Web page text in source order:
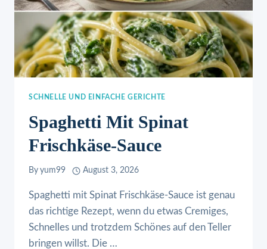
SCHNELLE UND EINFACHE GERICHTE
Spaghetti Mit Spinat
Frischkäse-Sauce
By yum99 August 3, 2026
Spaghetti mit Spinat Frischkäse-Sauce ist genau
das richtige Rezept, wenn du etwas Cremiges,
Schnelles und trotzdem Schönes auf den Teller
bringen willst. Die …